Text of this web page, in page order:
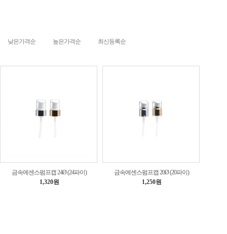
낮은가격순 높은가격순 최신등록순
금속에센스펌프캡 24Ø (24파이)
1,320원
금속에센스펌프캡 20Ø (20파이)
1,250원